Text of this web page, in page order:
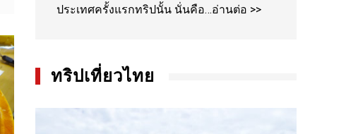
ประเทศครั้งแรกทริปนั้น นั่นคือ…อ่านต่อ >>
ทริปเที่ยวไทย